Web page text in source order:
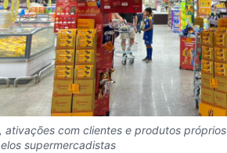
ativações com clientes e produtos
supermercadistas